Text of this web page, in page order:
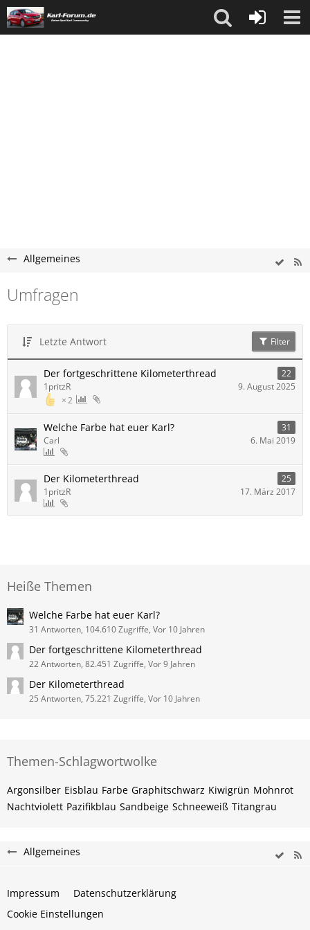
Allgemeines
Umfragen
Letzte Antwort Filter
Der fortgeschrittene Kilometerthread 22
2
1pritzR 9. August 2025
Welche Farbe hat euer Karl?
31
Carl
6. Mai 2019
Der Kilometerthread
25
1pritzR
17. März 2017
Heiße Themen
Welche Farbe hat euer Karl?
31 Antworten, 104.610 Zugriffe, Vor 10 Jahren
Der fortgeschrittene Kilometerthread
22 Antworten, 82.451 Zugriffe, Vor 9 Jahren
Der Kilometerthread
25 Antworten, 75.221 Zugriffe, Vor 10 Jahren
Themen-Schlagwortwolke
Argonsilber Eisblau Farbe Graphitschwarz Kiwigrün Mohnrot
Nachtviolett Pazifikblau Sandbeige Schneeweiß Titangrau
Allgemeines
Impressum
Datenschutzerklärung
Cookie Einstellungen